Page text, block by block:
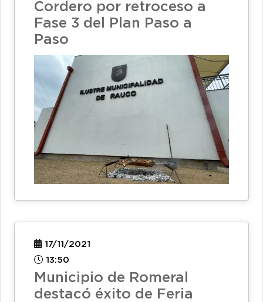
Cordero por retroceso a
Fase 3 del Plan Paso a
Paso
17/11/2021
13:50
Municipio de Romeral
destacó éxito de Feria